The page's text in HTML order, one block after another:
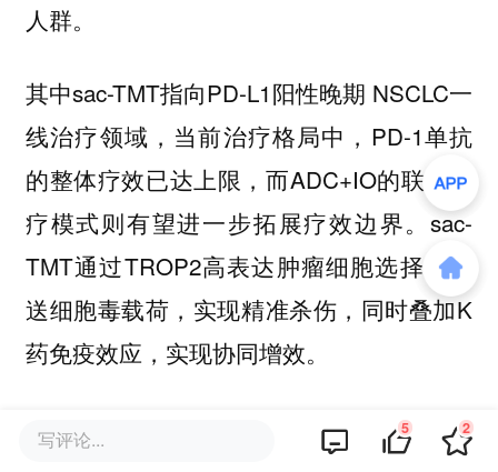
人群。
其中sac-TMT指向PD-L1阳性晚期 NSCLC一
线治疗领域，当前治疗格局中，PD-1单抗
的整体疗效已达上限，而ADC+IO的联合治
疗模式则有望进一步拓展疗效边界。sac-
TMT通过TROP2高表达肿瘤细胞选择性递
送细胞毒载荷，实现精准杀伤，同时叠加K
药免疫效应，实现协同增效。
此次公布的研究共计入组413例患者，其中
写评论... 5 2